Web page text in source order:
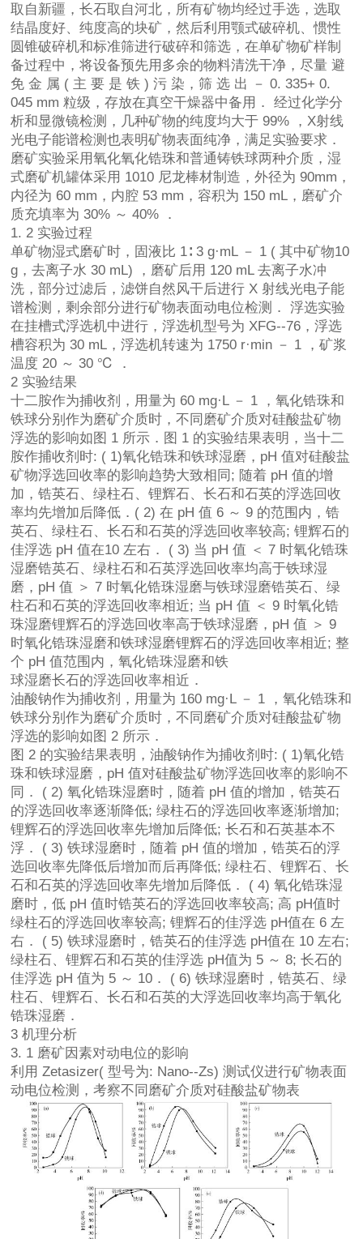
取自新疆，长石取自河北，所有矿物均经过手选，选取
结晶度好、纯度高的块矿，然后利用颚式破碎机、惯性
圆锥破碎机和标准筛进行破碎和筛选，在单矿物矿样制
备过程中，将设备预先用多余的物料清洗干净，尽量 避
免 金 属 ( 主 要 是 铁 ) 污 染，筛 选 出 － 0. 335+ 0.
045 mm 粒级，存放在真空干燥器中备用． 经过化学分
析和显微镜检测，几种矿物的纯度均大于 99% ，X射线
光电子能谱检测也表明矿物表面纯净，满足实验要求．
磨矿实验采用氧化氧化锆珠和普通铸铁球两种介质，湿
式磨矿机罐体采用 1010 尼龙棒材制造，外径为 90mm，
内径为 60 mm，内腔 53 mm，容积为 150 mL，磨矿介
质充填率为 30% ～ 40% ．
1. 2 实验过程
单矿物湿式磨矿时，固液比 1∶ 3 g·mL － 1 ( 其中矿物10
g，去离子水 30 mL) ，磨矿后用 120 mL 去离子水冲
洗，部分过滤后，滤饼自然风干后进行 X 射线光电子能
谱检测，剩余部分进行矿物表面动电位检测． 浮选实验
在挂槽式浮选机中进行，浮选机型号为 XFG--76，浮选
槽容积为 30 mL，浮选机转速为 1750 r·min － 1 ，矿浆
温度 20 ～ 30 ℃ ．
2 实验结果
十二胺作为捕收剂，用量为 60 mg·L － 1 ，氧化锆珠和
铁球分别作为磨矿介质时，不同磨矿介质对硅酸盐矿物
浮选的影响如图 1 所示．图 1 的实验结果表明，当十二
胺作捕收剂时: ( 1)氧化锆珠和铁球湿磨，pH 值对硅酸盐
矿物浮选回收率的影响趋势大致相同; 随着 pH 值的增
加，锆英石、绿柱石、锂辉石、长石和石英的浮选回收
率均先增加后降低．( 2) 在 pH 值 6 ～ 9 的范围内，锆
英石、绿柱石、长石和石英的浮选回收率较高; 锂辉石的
佳浮选 pH 值在10 左右． ( 3) 当 pH 值 ＜ 7 时氧化锆珠
湿磨锆英石、绿柱石和石英浮选回收率均高于铁球湿
磨，pH 值 ＞ 7 时氧化锆珠湿磨与铁球湿磨锆英石、绿
柱石和石英的浮选回收率相近; 当 pH 值 ＜ 9 时氧化锆
珠湿磨锂辉石的浮选回收率高于铁球湿磨，pH 值 ＞ 9
时氧化锆珠湿磨和铁球湿磨锂辉石的浮选回收率相近; 整
个 pH 值范围内，氧化锆珠湿磨和铁
球湿磨长石的浮选回收率相近．
油酸钠作为捕收剂，用量为 160 mg·L － 1 ，氧化锆珠和
铁球分别作为磨矿介质时，不同磨矿介质对硅酸盐矿物
浮选的影响如图 2 所示．
图 2 的实验结果表明，油酸钠作为捕收剂时: ( 1)氧化锆
珠和铁球湿磨，pH 值对硅酸盐矿物浮选回收率的影响不
同． ( 2) 氧化锆珠湿磨时，随着 pH 值的增加，锆英石
的浮选回收率逐渐降低; 绿柱石的浮选回收率逐渐增加;
锂辉石的浮选回收率先增加后降低; 长石和石英基本不
浮． ( 3) 铁球湿磨时，随着 pH 值的增加，锆英石的浮
选回收率先降低后增加而后再降低; 绿柱石、锂辉石、长
石和石英的浮选回收率先增加后降低． ( 4) 氧化锆珠湿
磨时，低 pH 值时锆英石的浮选回收率较高; 高 pH值时
绿柱石的浮选回收率较高; 锂辉石的佳浮选 pH值在 6 左
右． ( 5) 铁球湿磨时，锆英石的佳浮选 pH值在 10 左右;
绿柱石、锂辉石和石英的佳浮选 pH值为 5 ～ 8; 长石的
佳浮选 pH 值为 5 ～ 10． ( 6) 铁球湿磨时，锆英石、绿
柱石、锂辉石、长石和石英的大浮选回收率均高于氧化
锆珠湿磨．
3 机理分析
3. 1 磨矿因素对动电位的影响
利用 Zetasizer( 型号为: Nano--Zs) 测试仪进行矿物表面
动电位检测，考察不同磨矿介质对硅酸盐矿物表